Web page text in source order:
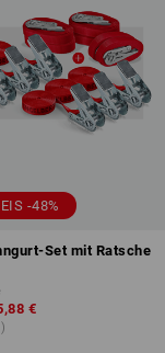
-48%
Set mit Ratsche
€